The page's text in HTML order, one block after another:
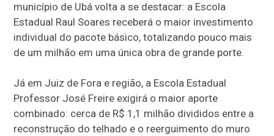
município de Ubá volta a se destacar: a Escola
Estadual Raul Soares receberá o maior investimento
individual do pacote básico, totalizando pouco mais
de um milhão em uma única obra de grande porte.
Já em Juiz de Fora e região, a Escola Estadual
Professor José Freire exigirá o maior aporte
combinado: cerca de R$ 1,1 milhão divididos entre a
reconstrução do telhado e o reerguimento do muro